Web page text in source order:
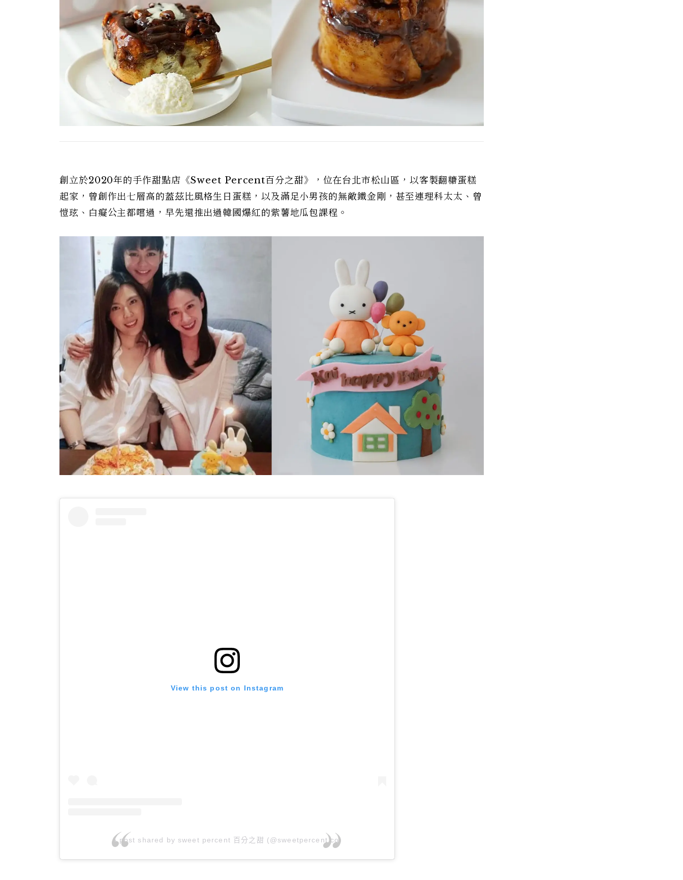
創立於2020年的手作甜點店《Sweet Percent百分之甜》，位在台北市松山區，以客製翻糖蛋糕
起家，曾創作出七層高的蓋茲比風格生日蛋糕，以及滿足小男孩的無敵鐵金剛，甚至連理科太太、曾
愷玹、白癡公主都嚐過，早先還推出過韓國爆紅的紫薯地瓜包課程。
View this post on Instagram
A post shared by sweet percent 百分之甜 (@sweetpercent.co)